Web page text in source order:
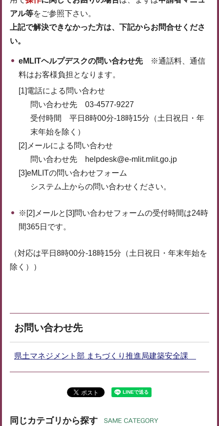
アル等をご参照下さい。
上記で解決できなかった方は、下記からお問合せくださ
い。
eMLITヘルプデスクの問い合わせ先
※通話料、通信
料はお客様負担となります。
[1]電話による問い合わせ
問い合わせ先 03-4577-9227
受付時間 平日8時00分-18時15分（土日祝日・年
末年始を除く）
[2]メールによる問い合わせ
問い合わせ先 helpdesk@e-mlit.mlit.go.jp
[3]eMLITの問い合わせフォーム
システム上からの問い合わせください。
※[2]メールと[3]問い合わせフォームの受付時間は24時
間365日です。
（対応は平日8時00分-18時15分（土日祝日・年末年始を
除く））
お問い合わせ先
県土マネジメント部 まちづくり推進局建築安全課
同じカテゴリから探す